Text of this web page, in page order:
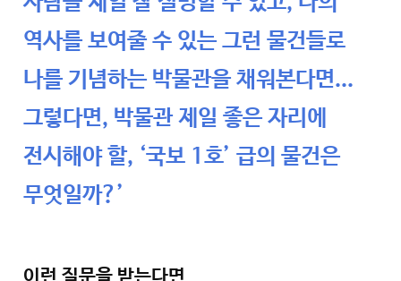
역사를 보여줄 수 있는 그런 물건들로
나를 기념하는 박물관을 채워본다면...
그렇다면, 박물관 제일 좋은 자리에
전시해야 할, ‘국보 1호’ 급의 물건은
무엇일까?’
이런 질문을 받는다면